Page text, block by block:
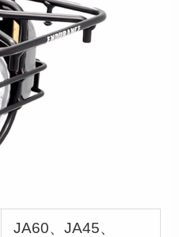
JA60、JA45、